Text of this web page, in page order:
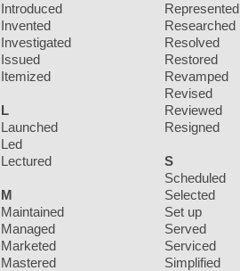
Introduced
Invented
Investigated
Issued
Itemized
L
Launched
Led
Lectured
M
Maintained
Managed
Marketed
Mastered
Represented
Researched
Resolved
Restored
Revamped
Revised
Reviewed
Resigned
S
Scheduled
Selected
Set up
Served
Serviced
Simplified